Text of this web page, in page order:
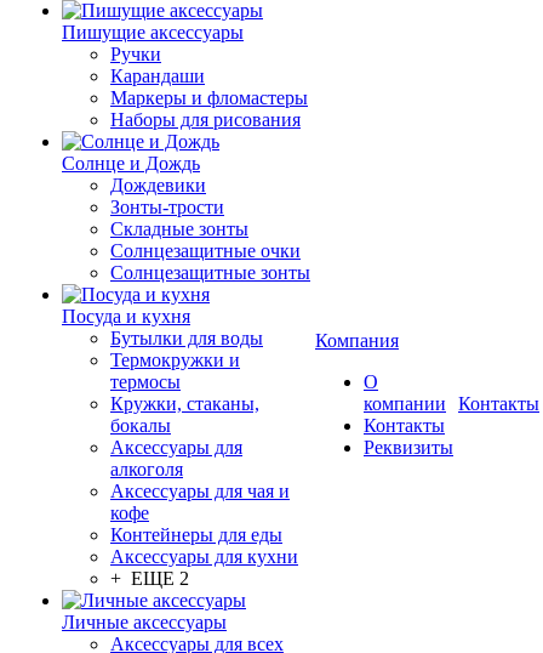
Пишущие аксессуары
Ручки
Карандаши
Маркеры и фломастеры
Наборы для рисования
Солнце и Дождь
Дождевики
Зонты-трости
Складные зонты
Солнцезащитные очки
Солнцезащитные зонты
Посуда и кухня
Бутылки для воды
Термокружки и
термосы
Кружки, стаканы,
бокалы
Аксессуары для
алкоголя
Аксессуары для чая и
кофе
Контейнеры для еды
Аксессуары для кухни
+ ЕЩЕ 2
Личные аксессуары
Аксессуары для всех
Компания
О
компании
Контакты
Реквизиты
Контакты